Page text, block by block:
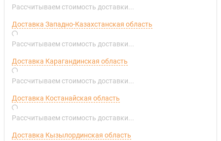
Рассчитываем стоимость доставки...
Доставка Западно-Казахстанская область
Рассчитываем стоимость доставки...
Доставка Карагандинская область
Рассчитываем стоимость доставки...
Доставка Костанайская область
Рассчитываем стоимость доставки...
Доставка Кызылординская область